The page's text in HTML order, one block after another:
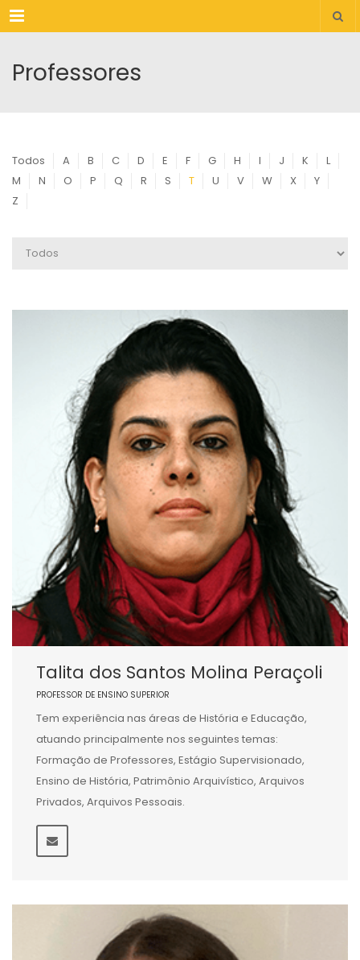
Menu
Professores
Todos A B C D E F G H I J K
L
M
N O P Q R S T U V W X
Y
Z
Talita dos Santos Molina Peraçoli
PROFESSOR DE ENSINO SUPERIOR
Tem experiência nas áreas de História e Educação,
atuando principalmente nos seguintes temas:
Formação de Professores, Estágio Supervisionado,
Ensino de História, Patrimônio Arquivístico, Arquivos
Privados, Arquivos Pessoais.